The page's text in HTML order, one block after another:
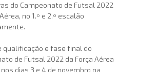
do Campeonato de Futsal 2022
no 1.º e 2.º escalão
qualificação e fase final do
de Futsal 2022 da Força Aérea
dias 3 e 4 de novembro na